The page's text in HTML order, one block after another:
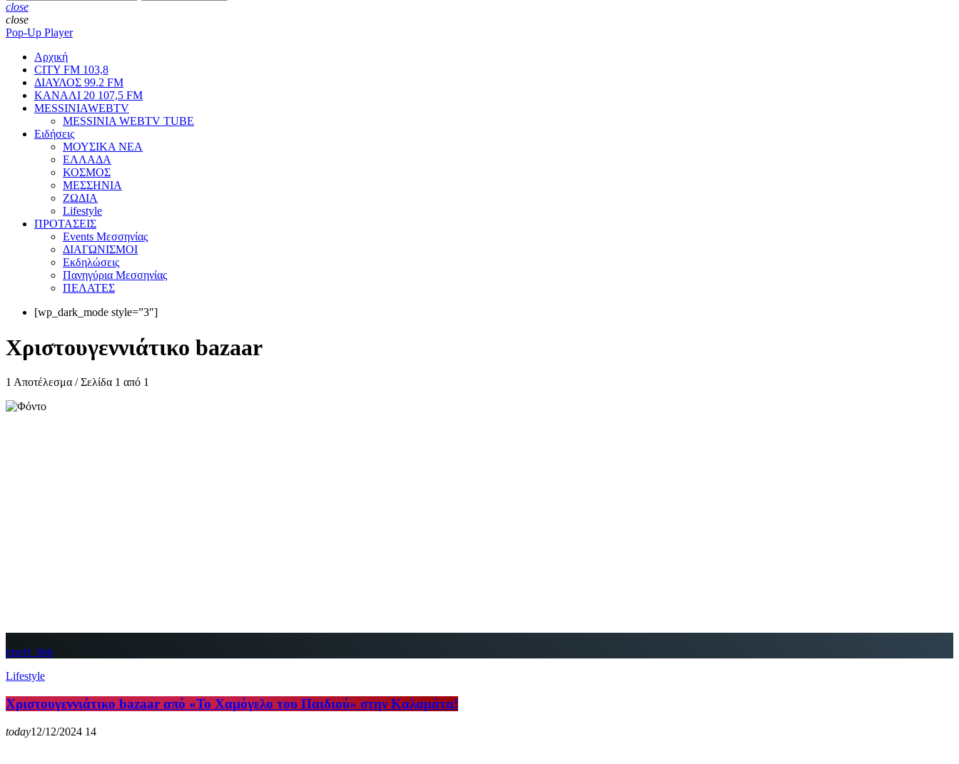
close
close
Pop-Up Player
Αρχική
CITY FM 103,8
ΔΙΑΥΛΟΣ 99.2 FM
ΚΑΝΑΛΙ 20 107,5 FM
MESSINIAWEBTV
MESSINIA WEBTV TUBE
Eιδήσεις
ΜΟΥΣΙΚΑ ΝΕΑ
ΕΛΛΑΔΑ
ΚΟΣΜΟΣ
ΜΕΣΣΗΝΙΑ
ΖΩΔΙΑ
Lifestyle
ΠΡΟΤΑΣΕΙΣ
Events Μεσσηνίας
ΔΙΑΓΩΝΙΣΜΟΙ
Εκδηλώσεις
Πανηγύρια Μεσσηνίας
ΠΕΛΑΤΕΣ
[wp_dark_mode style=”3″]
Χριστουγεννιάτικο bazaar
1 Αποτέλεσμα / Σελίδα 1 από 1
insert_link
Lifestyle
Χριστουγεννιάτικο bazaar από «Το Χαμόγελο του Παιδιού» στην Καλαμάτα!
today12/12/2024 14